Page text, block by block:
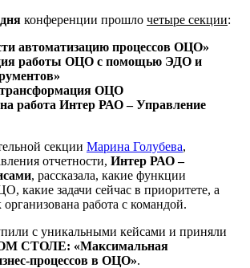
конференции прошло четыре секции:
автоматизацию процессов ОЦО»
работы ОЦО с помощью ЭДО и
ОЦО
работа Интер РАО – Управление
секции Марина Голубева,
отчетности, Интер РАО –
, рассказала, какие функции
какие задачи сейчас в приоритете, а
работа с командой.
с уникальными кейсами и приняли
СТОЛЕ: «Максимальная
процессов в ОЦО».